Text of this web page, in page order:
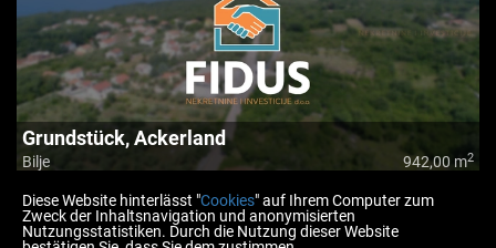
Grundstück, Ackerland
Bilje 942,00 m2
Diese Website hinterlässt "Cookies" auf Ihrem Computer zum
Zweck der Inhaltsnavigation und anonymisierten
Nutzungsstatistiken. Durch die Nutzung dieser Website